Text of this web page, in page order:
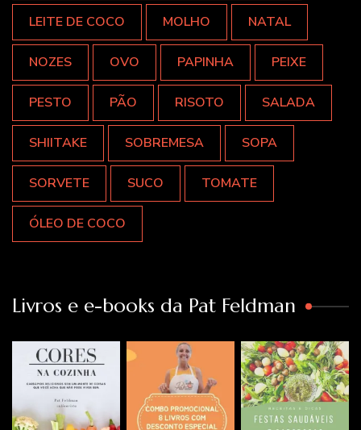
LEITE DE COCO MOLHO NATAL
NOZES OVO PAPINHA PEIXE
PESTO PÃO RISOTO SALADA
SHIITAKE SOBREMESA SOPA
SORVETE SUCO TOMATE
ÓLEO DE COCO
Livros e e-books da Pat Feldman